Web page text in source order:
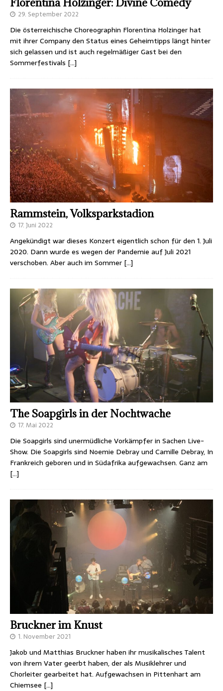
Florentina Holzinger: Divine Comedy
29. September 2022
Die österreichische Choreographin Florentina Holzinger hat
mit ihrer Company den Status eines Geheimtipps längt hinter
sich gelassen und ist auch regelmäßiger Gast bei den
Sommerfestivals […]
Rammstein, Volksparkstadion
17. Juni 2022
Angekündigt war dieses Konzert eigentlich schon für den 1. Juli
2020. Dann wurde es wegen der Pandemie auf Juli 2021
verschoben. Aber auch im Sommer […]
The Soapgirls in der Nochtwache
17. Mai 2022
Die Soapgirls sind unermüdliche Vorkämpfer in Sachen Live-
Show. Die Soapgirls sind Noemie Debray und Camille Debray, In
Frankreich geboren und in Südafrika aufgewachsen. Ganz am
[…]
Bruckner im Knust
1. November 2021
Jakob und Matthias Bruckner haben ihr musikalisches Talent
von ihrem Vater geerbt haben, der als Musiklehrer und
Chorleiter gearbeitet hat. Aufgewachsen in Pittenhart am
Chiemsee […]